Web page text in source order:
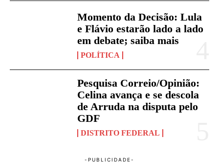
Momento da Decisão: Lula
e Flávio estarão lado a lado
em debate; saiba mais
POLÍTICA
Pesquisa Correio/Opinião:
Celina avança e se descola
de Arruda na disputa pelo
GDF
DISTRITO FEDERAL